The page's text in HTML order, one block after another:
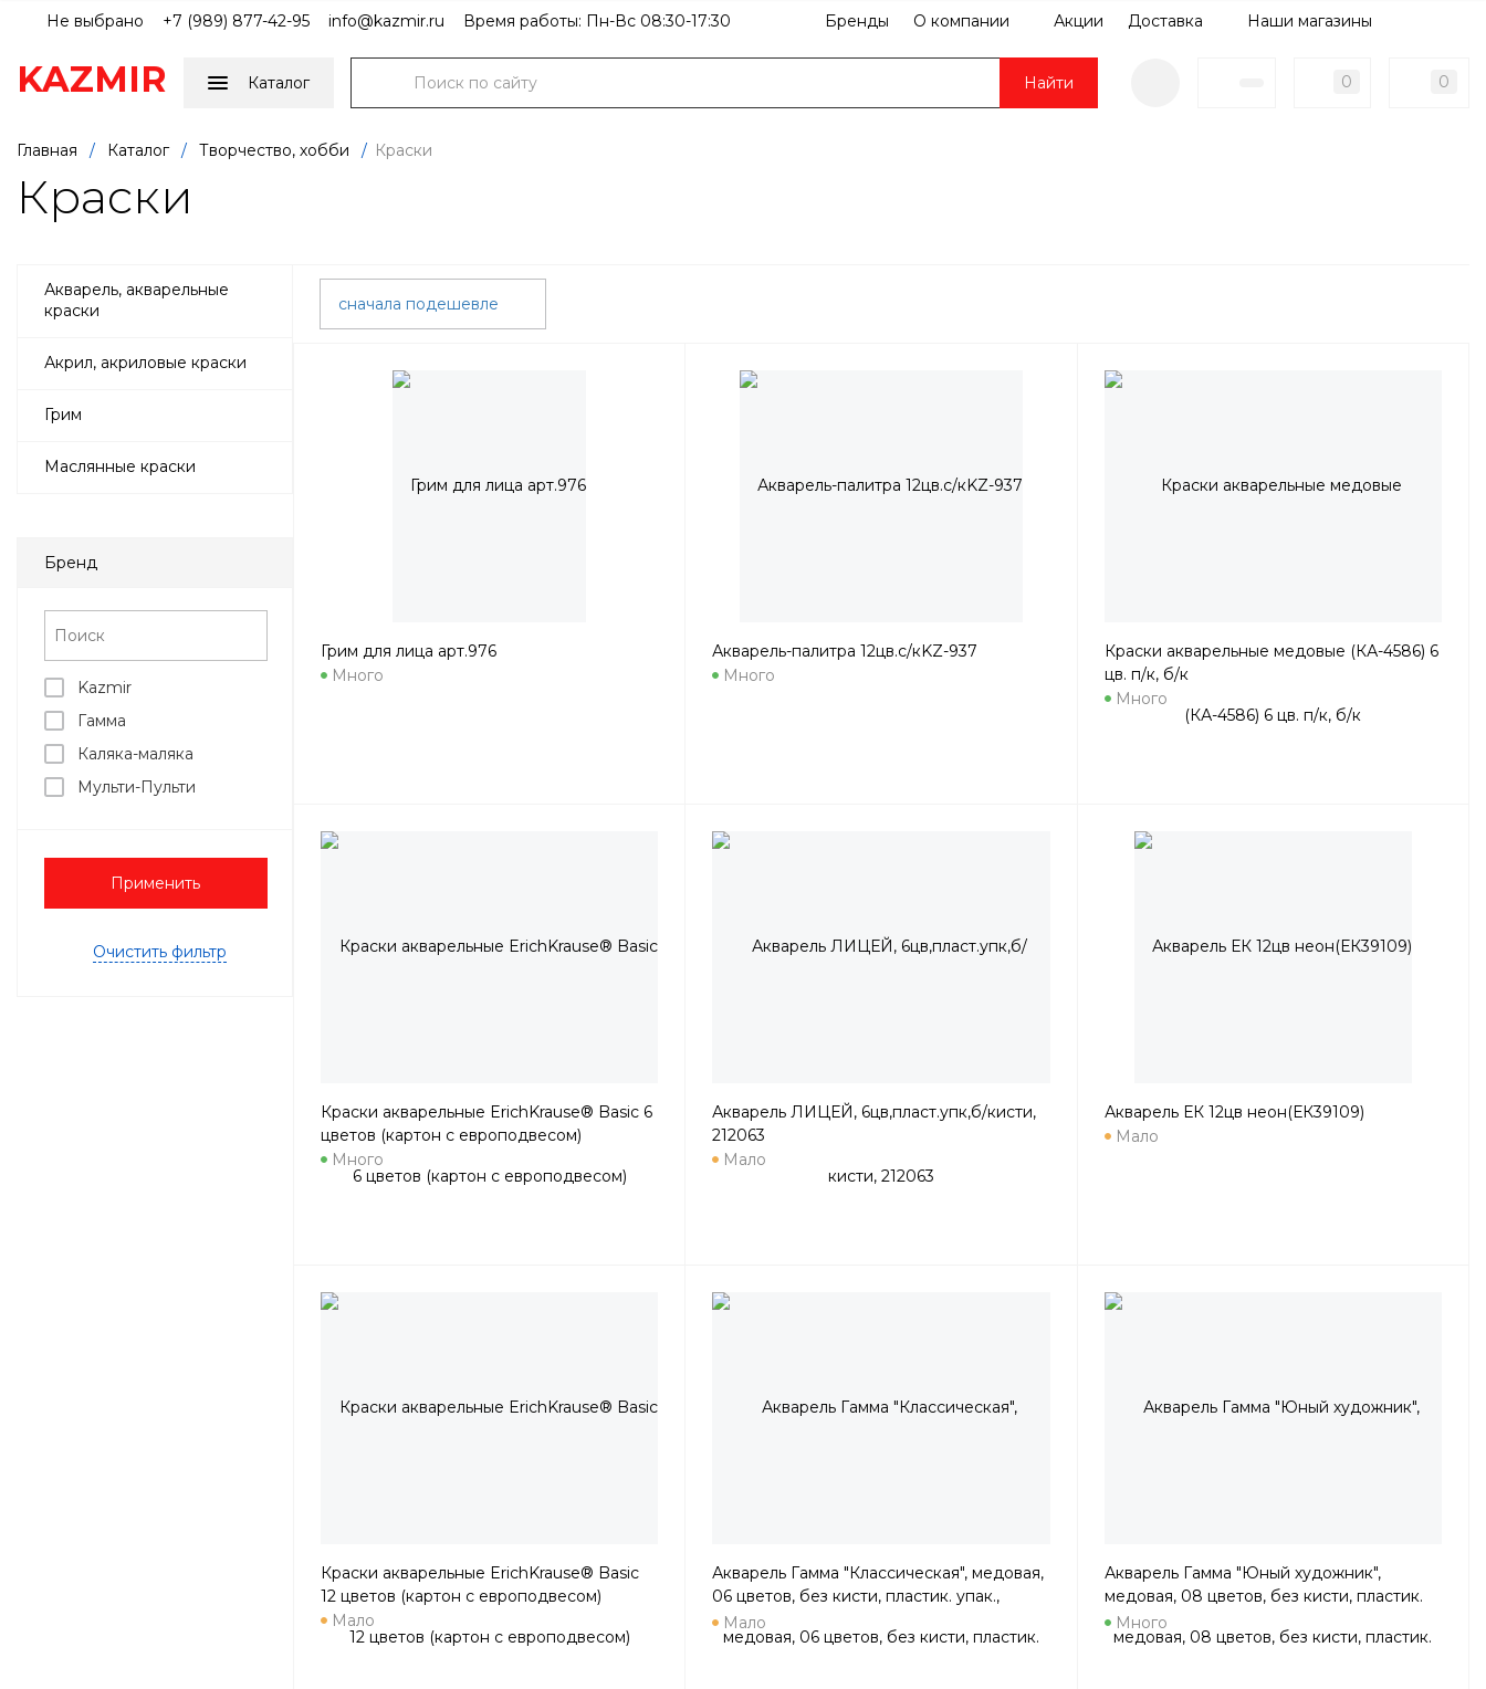
Не выбрано +7 (989) 877-42-95 info@kazmir.ru Время работы: Пн-Вс 08:30-17:30 Бренды О компании Акции Доставка Наши магазины
KAZMIR Каталог 0 0
Найти
Главная / Каталог / Творчество, хобби / Краски
Краски
сначала подешевле
Акварель, акварельные
краски
Акрил, акриловые краски
Грим
Маслянные краски
Бренд
Kazmir
Гамма
Каляка-маляка
Мульти-Пульти
Применить
Очистить фильтр
Грим для лица арт.976
Много
Акварель-палитра 12цв.с/кKZ-937
Много
Краски акварельные медовые (КА-4586) 6
цв. п/к, б/к
Много
Краски акварельные ErichKrause® Basic 6
цветов (картон с европодвесом)
Много
Акварель ЛИЦЕЙ, 6цв,пласт.упк,б/кисти,
212063
Мало
Акварель ЕК 12цв неон(ЕК39109)
Мало
Краски акварельные ErichKrause® Basic
12 цветов (картон с европодвесом)
Мало
Акварель Гамма "Классическая", медовая,
06 цветов, без кисти, пластик. упак.,
европодвес NEW
Мало
Акварель Гамма "Юный художник",
медовая, 08 цветов, без кисти, пластик.
упак., европодвес
Много